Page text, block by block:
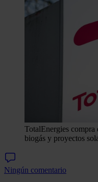
TotalEnergies compra
biogás y proyectos
Ningún comentario